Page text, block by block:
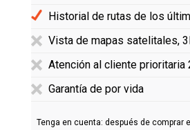
Historial de rutas de los
Vista de mapas satelitales,
Atención al cliente prioritaria
Garantía de por vida
Tenga en cuenta: después de comprar